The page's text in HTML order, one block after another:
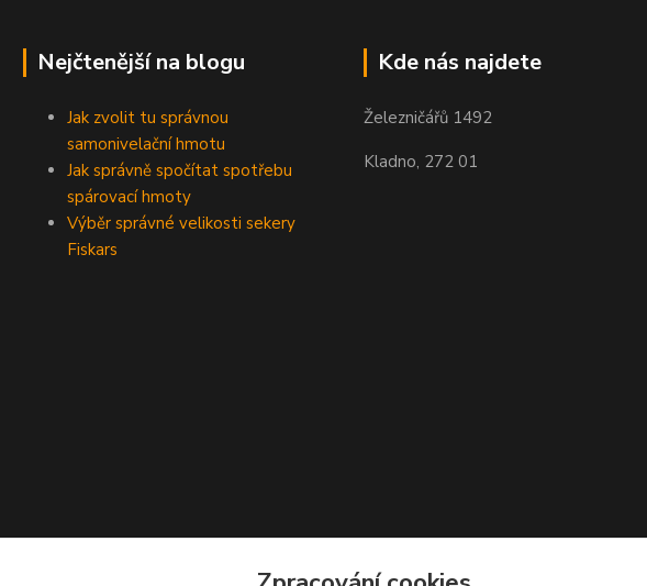
Nejčtenější na blogu
Jak zvolit tu správnou
samonivelační hmotu
Jak správně spočítat spotřebu
spárovací hmoty
Výběr správné velikosti sekery
Fiskars
Kde nás najdete
Železničářů 1492
Kladno, 272 01